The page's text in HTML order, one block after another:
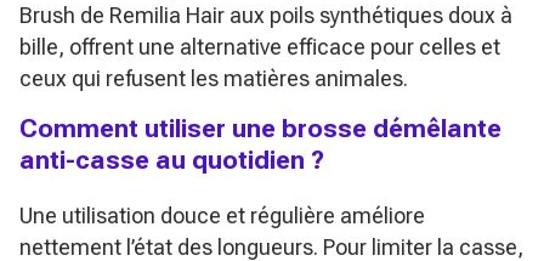
Brush de Remilia Hair aux poils synthétiques doux à
bille, offrent une alternative efficace pour celles et
ceux qui refusent les matières animales.
Comment utiliser une brosse démêlante
anti-casse au quotidien ?
Une utilisation douce et régulière améliore
nettement l’état des longueurs. Pour limiter la casse,